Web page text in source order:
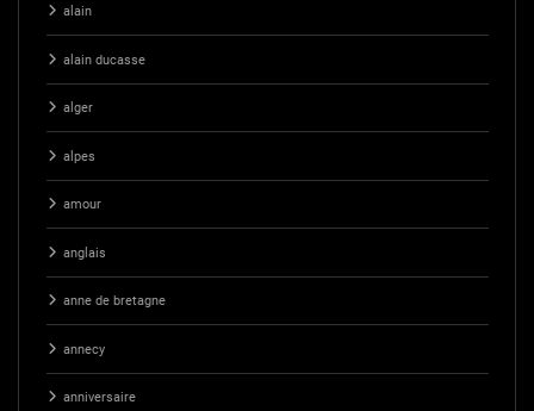
alain
alain ducasse
alger
alpes
amour
anglais
anne de bretagne
annecy
anniversaire